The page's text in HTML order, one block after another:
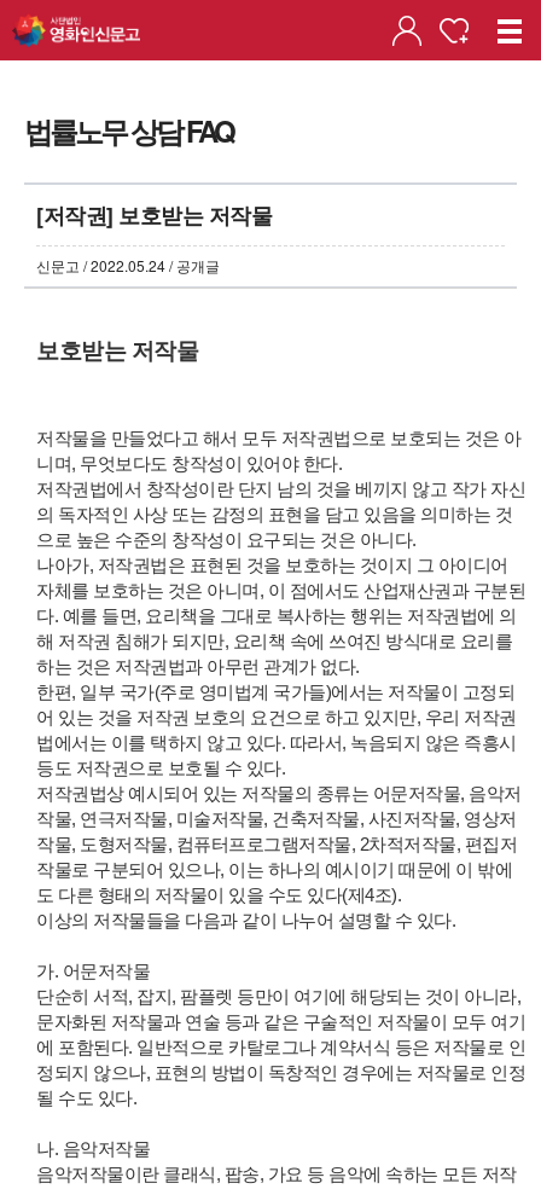
법률노무 상담 FAQ
[저작권] 보호받는 저작물
신문고 / 2022.05.24 / 공개글
보호받는 저작물
저작물을 만들었다고 해서 모두 저작권법으로 보호되는 것은 아
니며, 무엇보다도 창작성이 있어야 한다.
저작권법에서 창작성이란 단지 남의 것을 베끼지 않고 작가 자신
의 독자적인 사상 또는 감정의 표현을 담고 있음을 의미하는 것
으로 높은 수준의 창작성이 요구되는 것은 아니다.
나아가, 저작권법은 표현된 것을 보호하는 것이지 그 아이디어
자체를 보호하는 것은 아니며, 이 점에서도 산업재산권과 구분된
다. 예를 들면, 요리책을 그대로 복사하는 행위는 저작권법에 의
해 저작권 침해가 되지만, 요리책 속에 쓰여진 방식대로 요리를
하는 것은 저작권법과 아무런 관계가 없다.
한편, 일부 국가(주로 영미법계 국가들)에서는 저작물이 고정되
어 있는 것을 저작권 보호의 요건으로 하고 있지만, 우리 저작권
법에서는 이를 택하지 않고 있다. 따라서, 녹음되지 않은 즉흥시
등도 저작권으로 보호될 수 있다.
저작권법상 예시되어 있는 저작물의 종류는 어문저작물, 음악저
작물, 연극저작물, 미술저작물, 건축저작물, 사진저작물, 영상저
작물, 도형저작물, 컴퓨터프로그램저작물, 2차적저작물, 편집저
작물로 구분되어 있으나, 이는 하나의 예시이기 때문에 이 밖에
도 다른 형태의 저작물이 있을 수도 있다(제4조).
이상의 저작물들을 다음과 같이 나누어 설명할 수 있다.
가. 어문저작물
단순히 서적, 잡지, 팜플렛 등만이 여기에 해당되는 것이 아니라,
문자화된 저작물과 연술 등과 같은 구술적인 저작물이 모두 여기
에 포함된다. 일반적으로 카탈로그나 계약서식 등은 저작물로 인
정되지 않으나, 표현의 방법이 독창적인 경우에는 저작물로 인정
될 수도 있다.
나. 음악저작물
음악저작물이란 클래식, 팝송, 가요 등 음악에 속하는 모든 저작